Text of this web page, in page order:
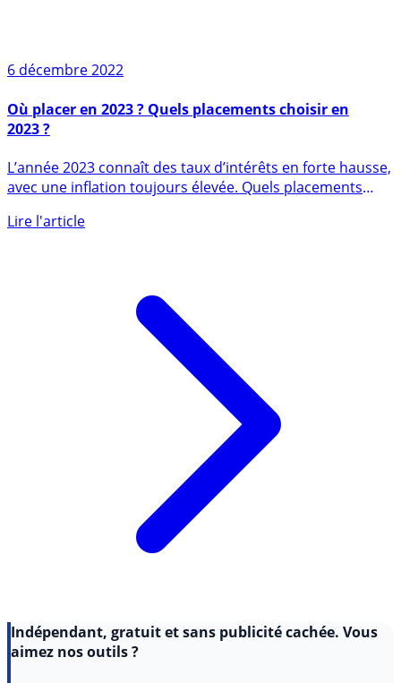
6 décembre 2022
Où placer en 2023 ? Quels placements choisir en
2023 ?
L’année 2023 connaît des taux d’intérêts en forte hausse,
avec une inflation toujours élevée. Quels placements
choisir en (...)
Lire l'article
Indépendant, gratuit et sans publicité cachée. Vous
aimez nos outils ?